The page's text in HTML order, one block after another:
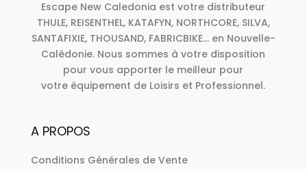
Escape New Caledonia est votre distributeur
THULE, REISENTHEL, KATAFYN, NORTHCORE, SILVA,
SANTAFIXIE, THOUSAND, FABRICBIKE... en Nouvelle-
Calédonie. Nous sommes à votre disposition
pour vous apporter le meilleur pour
votre équipement de Loisirs et Professionnel.
A PROPOS
Conditions Générales de Vente